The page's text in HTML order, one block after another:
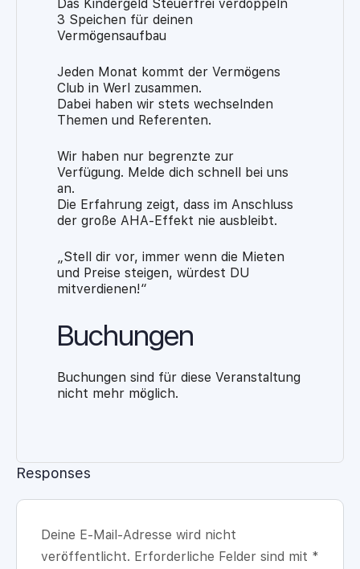
Das Kindergeld Steuerfrei verdoppeln
3 Speichen für deinen
Vermögensaufbau
Jeden Monat kommt der Vermögens
Club in Werl zusammen.
Dabei haben wir stets wechselnden
Themen und Referenten.
Wir haben nur begrenzte zur
Verfügung. Melde dich schnell bei uns
an.
Die Erfahrung zeigt, dass im Anschluss
der große AHA-Effekt nie ausbleibt.
„Stell dir vor, immer wenn die Mieten
und Preise steigen, würdest DU
mitverdienen!“
Buchungen
Buchungen sind für diese Veranstaltung
nicht mehr möglich.
Responses
Deine E-Mail-Adresse wird nicht
veröffentlicht. Erforderliche Felder sind mit *